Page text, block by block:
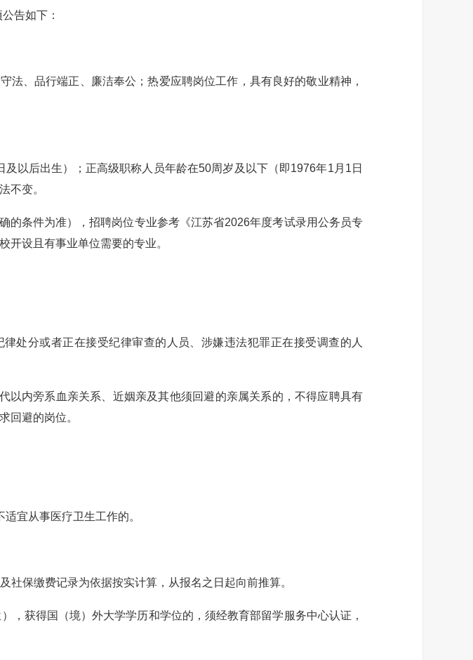
告如下：
、品行端正、廉洁奉公；热爱应聘岗位工作，具有良好的敬业精神，
后出生）；正高级职称人员年龄在50周岁及以下（即1976年1月1日
不变。
条件为准），招聘岗位专业参考《江苏省2026年度考试录用公务员专
开设且有事业单位需要的专业。
分或者正在接受纪律审查的人员、涉嫌违法犯罪正在接受调查的人
内旁系血亲关系、近姻亲及其他须回避的亲属关系的，不得应聘具有
回避的岗位。
宜从事医疗卫生工作的。
保缴费记录为依据按实计算，从报名之日起向前推算。
获得国（境）外大学学历和学位的，须经教育部留学服务中心认证，